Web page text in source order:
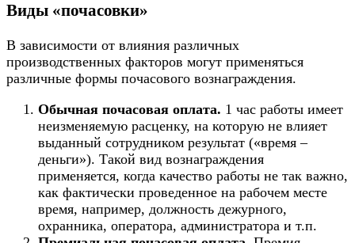
Виды «почасовки»
В зависимости от влияния различных
производственных факторов могут применяться
различные формы почасового вознаграждения.
Обычная почасовая оплата. 1 час работы имеет
неизменяемую расценку, на которую не влияет
выданный сотрудником результат («время –
деньги»). Такой вид вознаграждения
применяется, когда качество работы не так важно,
как фактически проведенное на рабочем месте
время, например, должность дежурного,
охранника, оператора, администратора и т.п.